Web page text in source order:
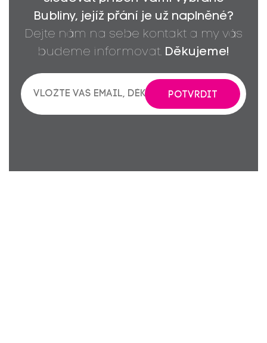
Bubliny, jejíž přání je už naplněné?
Dejte nám na sebe kontakt a my vás
budeme informovat. Děkujeme!
POTVRDIT